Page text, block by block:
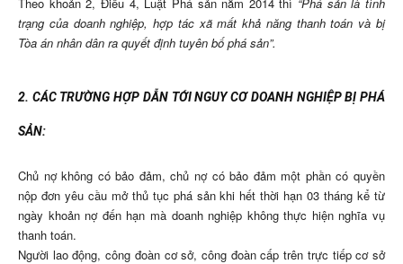
trạng của doanh nghiệp, hợp tác xã mất khả năng thanh toán và bị
Tòa án nhân dân ra quyết định tuyên bố phá sản”.
2. CÁC TRƯỜNG HỢP DẪN TỚI NGUY CƠ DOANH NGHIỆP BỊ PHÁ
SẢN:
Chủ nợ không có bảo đảm, chủ nợ có bảo đảm một phần có quyền
nộp đơn yêu cầu mở thủ tục phá sản khi hết thời hạn 03 tháng kể từ
ngày khoản nợ đến hạn mà doanh nghiệp không thực hiện nghĩa vụ
thanh toán.
Người lao động, công đoàn cơ sở, công đoàn cấp trên trực tiếp cơ sở